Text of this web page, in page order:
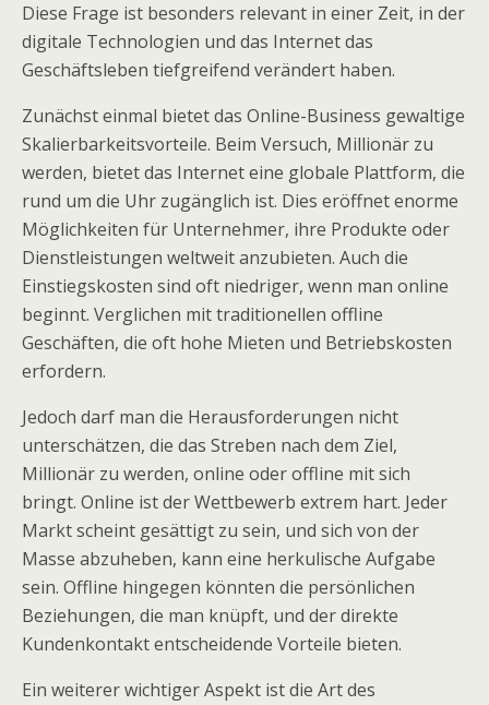
Diese Frage ist besonders relevant in einer Zeit, in der
digitale Technologien und das Internet das
Geschäftsleben tiefgreifend verändert haben.
Zunächst einmal bietet das Online-Business gewaltige
Skalierbarkeitsvorteile. Beim Versuch, Millionär zu
werden, bietet das Internet eine globale Plattform, die
rund um die Uhr zugänglich ist. Dies eröffnet enorme
Möglichkeiten für Unternehmer, ihre Produkte oder
Dienstleistungen weltweit anzubieten. Auch die
Einstiegskosten sind oft niedriger, wenn man online
beginnt. Verglichen mit traditionellen offline
Geschäften, die oft hohe Mieten und Betriebskosten
erfordern.
Jedoch darf man die Herausforderungen nicht
unterschätzen, die das Streben nach dem Ziel,
Millionär zu werden, online oder offline mit sich
bringt. Online ist der Wettbewerb extrem hart. Jeder
Markt scheint gesättigt zu sein, und sich von der
Masse abzuheben, kann eine herkulische Aufgabe
sein. Offline hingegen könnten die persönlichen
Beziehungen, die man knüpft, und der direkte
Kundenkontakt entscheidende Vorteile bieten.
Ein weiterer wichtiger Aspekt ist die Art des